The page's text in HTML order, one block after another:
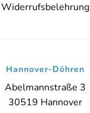
zuzugreifen,
Sie, dass dabei
weitergegeben werden.
Widerrufsbelehrung
Hannover-Döhren
Abelmannstraße 3
30519 Hannover